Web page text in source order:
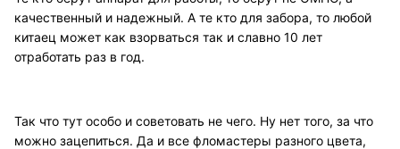
качественный и надежный. А те кто для забора, то любой
китаец может как взорваться так и славно 10 лет
отработать раз в год.
Так что тут особо и советовать не чего. Ну нет того, за что
можно зацепиться. Да и все фломастеры разного цвета,